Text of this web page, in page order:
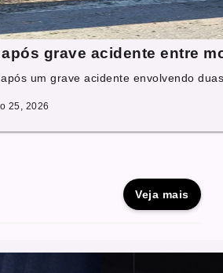
grave acidente entre
um grave acidente envolvendo
25, 2026
Veja mais